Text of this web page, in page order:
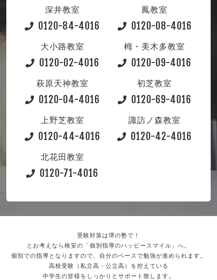
深井教室
0120-84-4016
鳳教室
0120-08-4016
大小路教室
0120-02-4016
栂・美木多教室
0120-09-4016
萩原天神教室
0120-04-4016
初芝教室
0120-69-4016
上野芝教室
0120-44-4016
諏訪ノ森教室
0120-42-4016
北花田教室
0120-71-4016
受験対策は堺の塾で！
とお考えなら格安の「個別指導のハッピースマイル」へ。
個別での指導となりますので、自分のペースで勉強が進められます。
高校受験（私立高・公立高）を控えている
中学生の皆様をしっかりとサポート致します。